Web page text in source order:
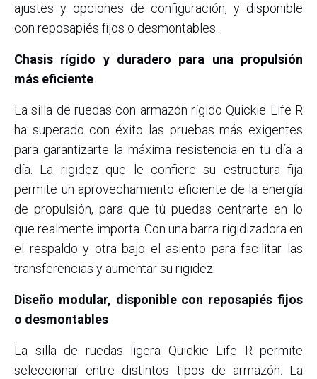
ajustes y opciones de configuración, y disponible
con reposapiés fijos o desmontables.
Chasis rígido y duradero para una propulsión
más eficiente
La silla de ruedas con armazón rígido Quickie Life R
ha superado con éxito las pruebas más exigentes
para garantizarte la máxima resistencia en tu día a
día. La rigidez que le confiere su estructura fija
permite un aprovechamiento eficiente de la energía
de propulsión, para que tú puedas centrarte en lo
que realmente importa. Con una barra rigidizadora en
el respaldo y otra bajo el asiento para facilitar las
transferencias y aumentar su rigidez.
Diseño modular, disponible con reposapiés fijos
o desmontables
La silla de ruedas ligera Quickie Life R permite
seleccionar entre distintos tipos de armazón. La